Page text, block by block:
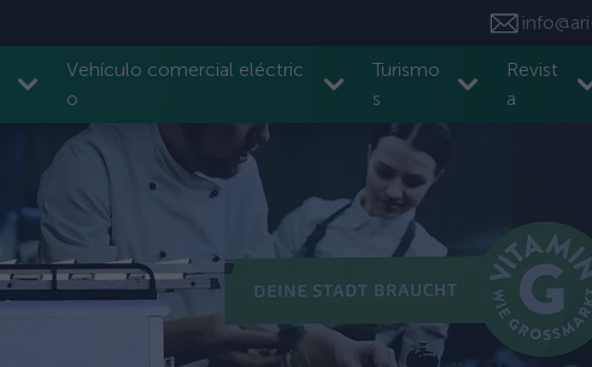
Vehículo comercial eléctric
o
Turismo
s
Revist
a